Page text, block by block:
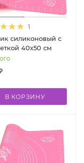
1
силиконовый с
40х50 см
В КОРЗИНУ